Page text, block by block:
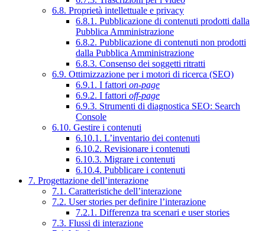
6.8. Proprietà intellettuale e privacy
6.8.1. Pubblicazione di contenuti prodotti dalla
Pubblica Amministrazione
6.8.2. Pubblicazione di contenuti non prodotti
dalla Pubblica Amministrazione
6.8.3. Consenso dei soggetti ritratti
6.9. Ottimizzazione per i motori di ricerca (SEO)
6.9.1. I fattori on-page
6.9.2. I fattori off-page
6.9.3. Strumenti di diagnostica SEO: Search
Console
6.10. Gestire i contenuti
6.10.1. L’inventario dei contenuti
6.10.2. Revisionare i contenuti
6.10.3. Migrare i contenuti
6.10.4. Pubblicare i contenuti
7. Progettazione dell’interazione
7.1. Caratteristiche dell’interazione
7.2. User stories per definire l’interazione
7.2.1. Differenza tra scenari e user stories
7.3. Flussi di interazione